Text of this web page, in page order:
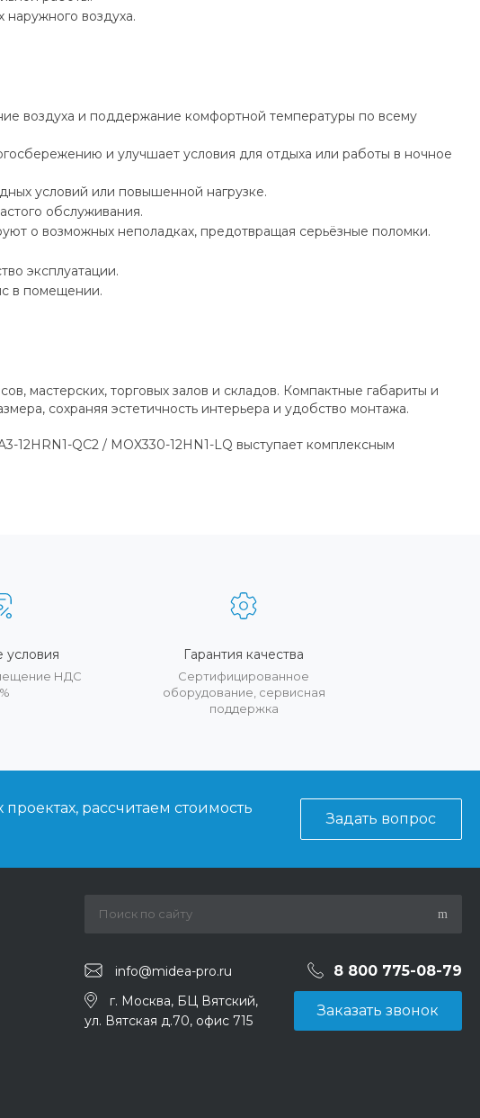
наружного воздуха.
воздуха и поддержание комфортной температуры по всему
и улучшает условия для отдыха или работы в ночное
условий или повышенной нагрузке.
обслуживания.
о возможных неполадках, предотвращая серьёзные поломки.
эксплуатации.
в помещении.
мастерских, торговых залов и складов. Компактные габариты и
сохраняя эстетичность интерьера и удобство монтажа.
12HRN1-QC2 / MOX330-12HN1-LQ выступает комплексным
условия
НДС
Гарантия качества
Сертифицированное
оборудование, сервисная
поддержка
рассчитаем стоимость
Задать вопрос
info@midea-pro.ru 8 800 775-08-79
г. Москва, БЦ Вятский,
ул. Вятская д.70, офис 715
Заказать звонок